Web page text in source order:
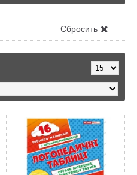
Сбросить
література